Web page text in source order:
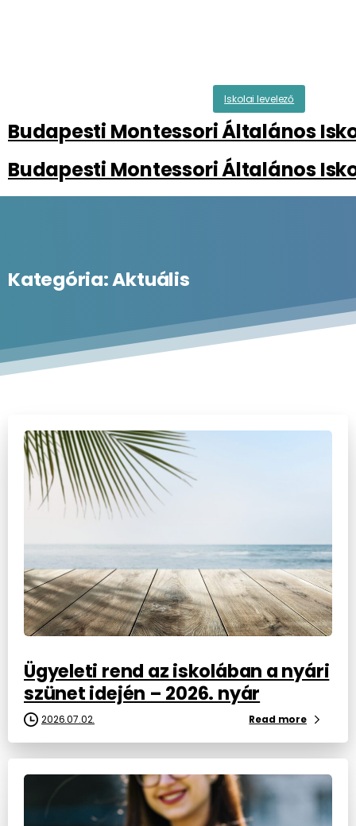
Iskolai levelező
Budapesti Montessori Általános
Budapesti Montessori Általános
Kategória:Aktuális
Ügyeleti rend az iskolában a nyári
szünet idején – 2026. nyár
2026.07.02. Read more